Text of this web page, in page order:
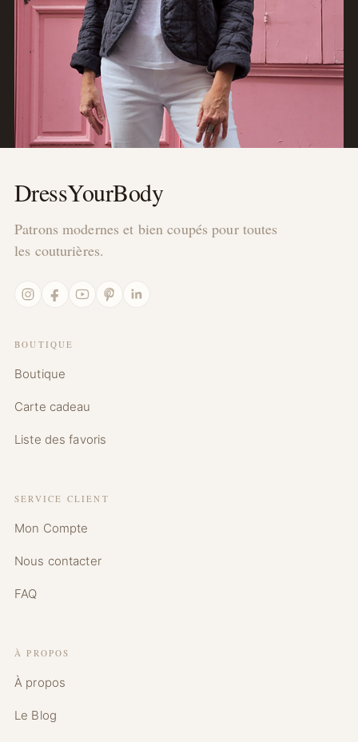
DressYourBody
Patrons modernes et bien coupés pour toutes
les couturières.
InstagramFacebookYouTubePinterestLinkedIn
BOUTIQUE
Boutique
Carte cadeau
Liste des favoris
SERVICE CLIENT
Mon Compte
Nous contacter
FAQ
À PROPOS
À propos
Le Blog